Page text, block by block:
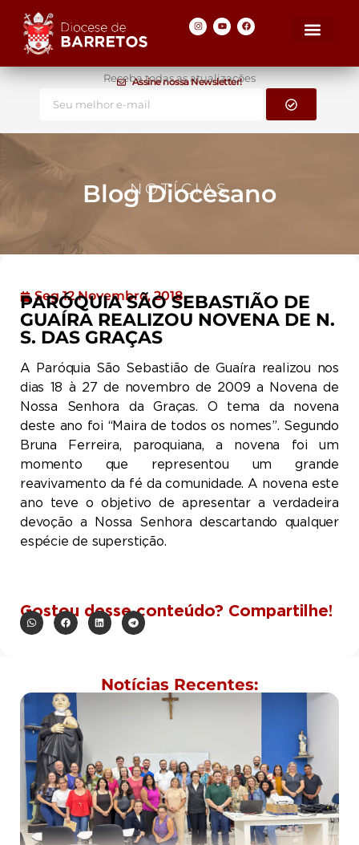
Assine nossa Newsletter!
Receba todas as atualizações
NOTÍCIAS
Blog Diocesano
Seg 12 Novembro, 2018
PARÓQUIA SÃO SEBASTIÃO DE
GUAÍRA REALIZOU NOVENA DE N.
S. DAS GRAÇAS
A Paróquia São Sebastião de Guaíra realizou nos
dias 18 à 27 de novembro de 2009 a Novena de
Nossa Senhora da Graças. O tema da novena
deste ano foi “Maira de todos os nomes”. Segundo
Bruna Ferreira, paroquiana, a novena foi um
momento que representou um grande
reavivamento da fé da comunidade. A novena este
ano teve o objetivo de apresentar a verdadeira
devoção a Nossa Senhora descartando qualquer
espécie de superstição.
Gostou desse conteúdo? Compartilhe!
Notícias Recentes: